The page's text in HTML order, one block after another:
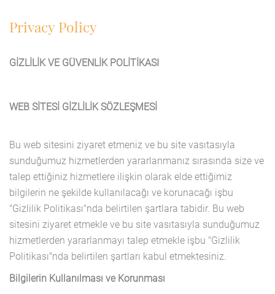
Privacy Policy
GİZLİLİK VE GÜVENLİK POLİTİKASI
WEB SİTESİ GİZLİLİK SÖZLEŞMESİ
Bu web sitesini ziyaret etmeniz ve bu site vasıtasıyla
sunduğumuz hizmetlerden yararlanmanız sırasında size ve
talep ettiğiniz hizmetlere ilişkin olarak elde ettiğimiz
bilgilerin ne şekilde kullanılacağı ve korunacağı işbu
"Gizlilik Politikası"nda belirtilen şartlara tabidir. Bu web
sitesini ziyaret etmekle ve bu site vasıtasıyla sunduğumuz
hizmetlerden yararlanmayı talep etmekle işbu "Gizlilik
Politikası"nda belirtilen şartları kabul etmektesiniz.
Bilgilerin Kullanılması ve Korunması